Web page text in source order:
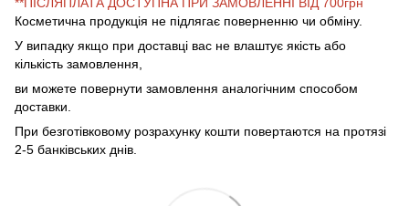
Косметична продукція не підлягає поверненню чи обміну.
У випадку якщо при доставці вас не влаштує якість або
кількість замовлення,
ви можете повернути замовлення аналогічним способом
доставки.
При безготівковому розрахунку кошти повертаются на протязі
2-5 банківських днів.